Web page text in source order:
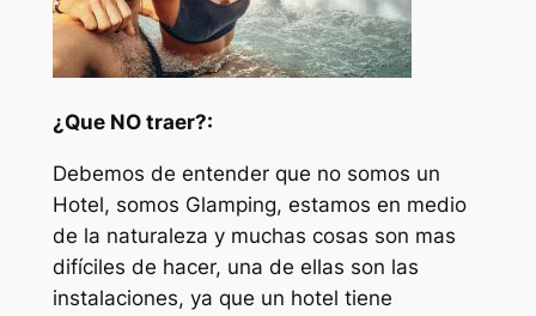
¿Que NO traer?:
Debemos de entender que no somos un
Hotel, somos Glamping, estamos en medio
de la naturaleza y muchas cosas son mas
difíciles de hacer, una de ellas son las
instalaciones, ya que un hotel tiene